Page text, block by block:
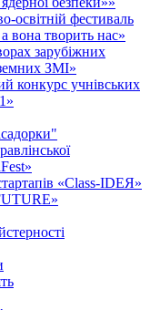
освітній фестиваль
вона творить нас»
зарубіжних
ЗМІ»
конкурс учнівських
«Class-IDEЯ»